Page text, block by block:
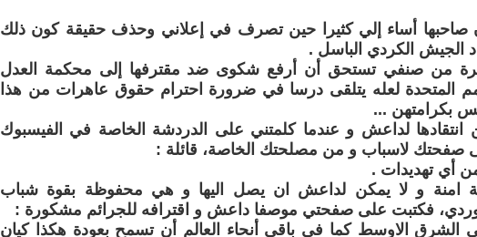
صاحبها أساء إلي كثيرا حين تصرف في إعلاني وحذف حقيقة كون ذلك
الجيش الكردي الباسل .
من صنفي تستحق أن أرفع شكوى ضد مقترفها إلى محكمة العدل
المتحدة لعله يتلقى درسا في ضرورة احترام حقوق عاهرات من هذا
بكرامتهن ...
لداعش و عندما كلمتني على الدردشة الخاصة في الفيسبوك
صفحتك لاسباب و من مصلحتك الخاصة، قائلة :
أي تهديدات .
امنة و لا يمكن لداعش ان يصل اليها و هي محفوظة بقوة شباب
فكتبت على صفحتي موصفا داعش و اقترافه للجرائم مشكورة :
الشرق الاوسط كما في باقي أنحاء العالم أن تسمح بعودة هكذا كيان